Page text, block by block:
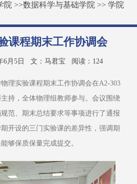
院 >>数据科学与基础学院 >>学院
课程期末工作协调会
6月5日 文：马君宝 阅读： 124
理实验课程期末工作协调会在A2-303
持，全体物理组教师参与。会议围绕
范、期末总结要求等事项进行了通报
开设的三门实验课的差异性，强调期
够保质保量完成提交。